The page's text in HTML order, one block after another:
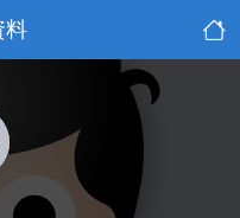
料